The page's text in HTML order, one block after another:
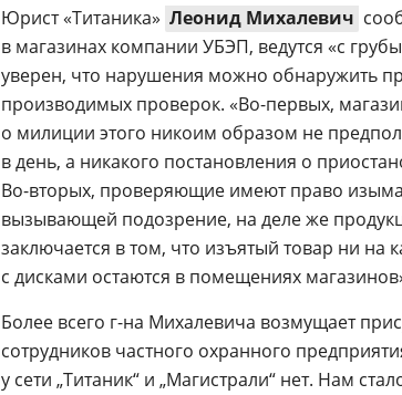
Юрист «Титаника» Леонид Михалевич
в магазинах компании УБЭП, ведутся «с
уверен, что нарушения можно обнаружить
производимых проверок. «Во-первых,
о милиции этого никоим образом не
в день, а никакого постановления о
Во-вторых, проверяющие имеют право
вызывающей подозрение, на деле же
заключается в том, что изъятый товар ни на
с дисками остаются в помещениях
Более всего г-на Михалевича возмущает
сотрудников частного охранного
у сети „Титаник“ и „Магистрали“ нет. Нам